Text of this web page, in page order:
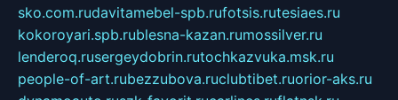
sko.com.rudavitamebel-spb.rufotsis.rutesiaes.ru
kokoroyari.spb.rublesna-kazan.rumossilver.ru
lenderoq.rusergeydobrin.rutochkazvuka.msk.ru
people-of-art.rubezzubova.ruclubtibet.ruorior-aks.ru